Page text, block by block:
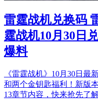
雷霆战机兑换码
霆战机10月30日
爆料
《雷霆战机》10月30日最
和两个金钥匙福利！新版
13章节内容，快来抢先了